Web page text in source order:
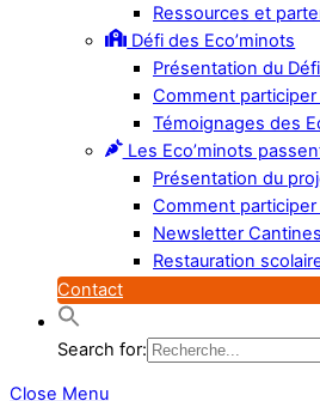
Ressources et
Défi des Eco’minots
Présentation du
Comment participer
Témoignages des
Les Eco’minots
Présentation du
Comment participer
Newsletter
Restauration
Contact
Search for:
Close Menu